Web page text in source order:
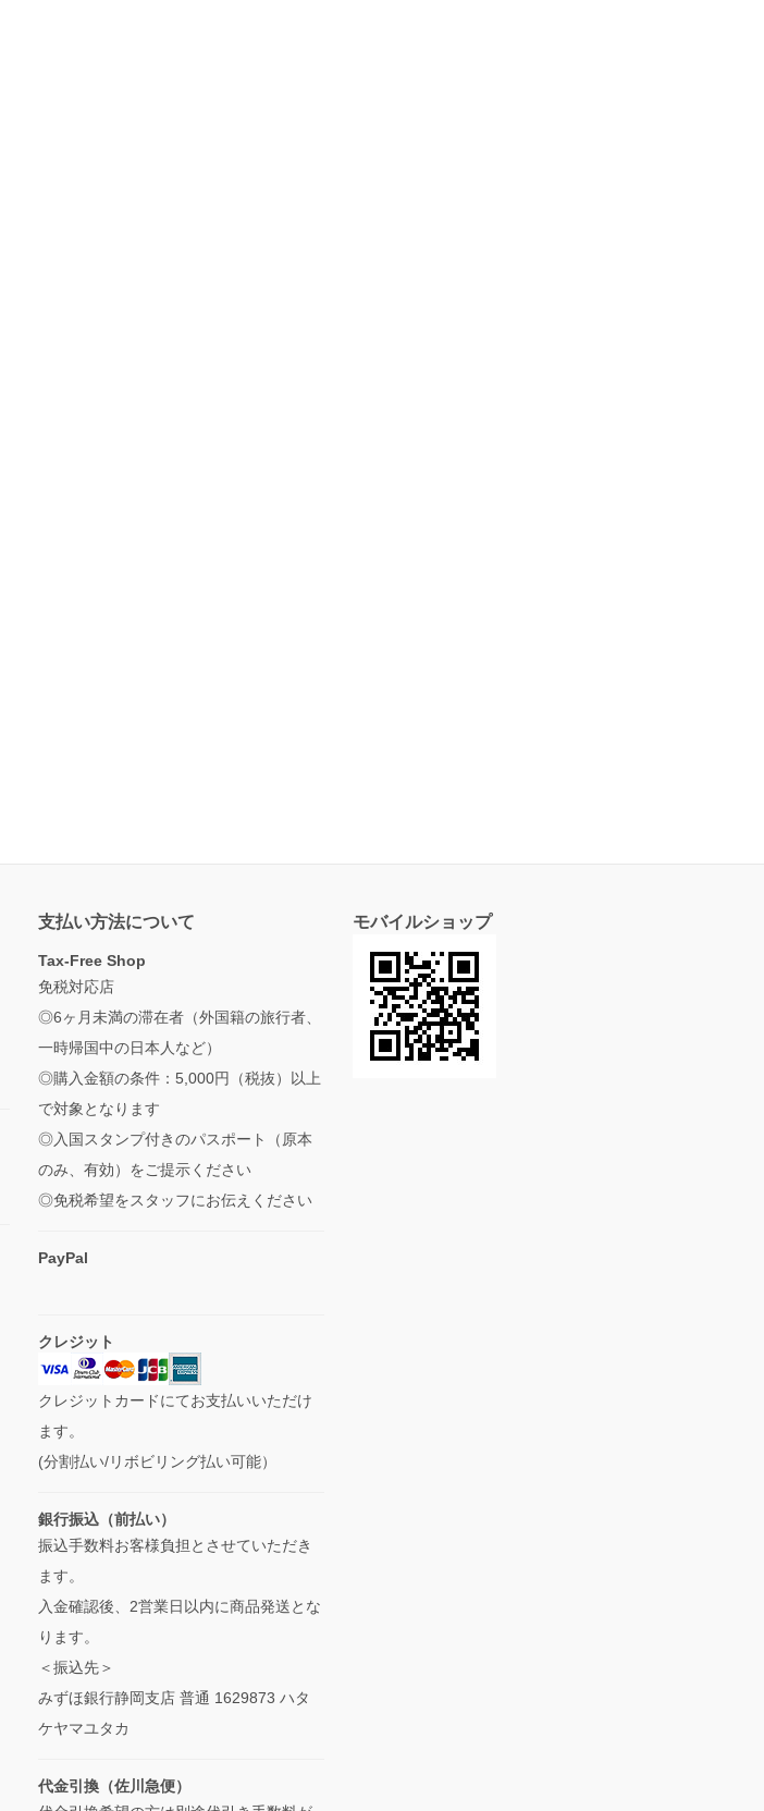
支払い方法について
Tax-Free Shop
免税対応店
◎6ヶ月未満の滞在者（外国籍の旅行者、
一時帰国中の日本人など）
◎購入金額の条件：5,000円（税抜）以上
で対象となります
◎入国スタンプ付きのパスポート（原本
のみ、有効）をご提示ください
◎免税希望をスタッフにお伝えください
PayPal
クレジット
クレジットカードにてお支払いいただけ
ます。
(分割払い/リボビリング払い可能）
銀行振込（前払い）
振込手数料お客様負担とさせていただき
ます。
入金確認後、2営業日以内に商品発送とな
ります。
＜振込先＞
みずほ銀行静岡支店 普通 1629873 ハタ
ケヤマユタカ
代金引換（佐川急便）
モバイルショップ